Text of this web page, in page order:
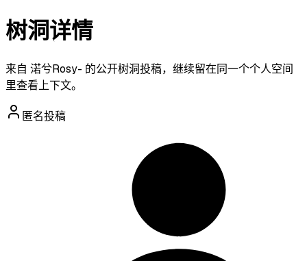
树洞详情
来自 渃兮Rosy- 的公开树洞投稿，继续留在同一个个人空间
里查看上下文。
匿名投稿